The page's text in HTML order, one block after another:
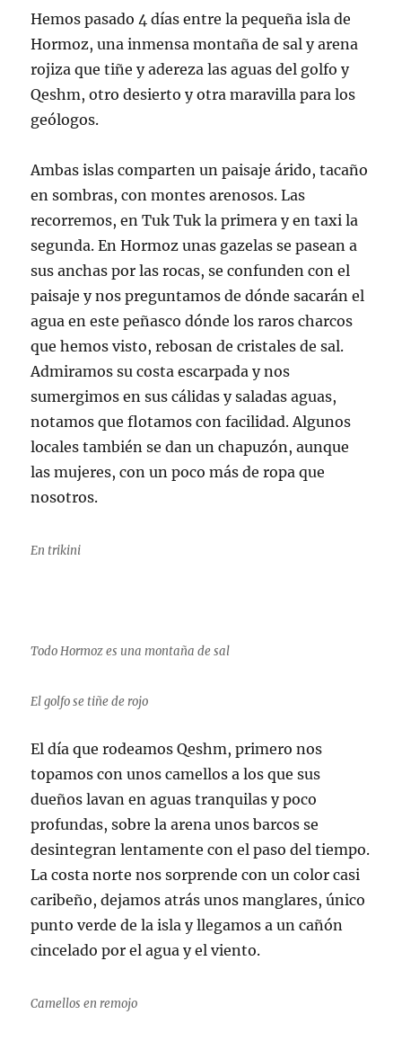
Hemos pasado 4 días entre la pequeña isla de
Hormoz, una inmensa montaña de sal y arena
rojiza que tiñe y adereza las aguas del golfo y
Qeshm, otro desierto y otra maravilla para los
geólogos.
Ambas islas comparten un paisaje árido, tacaño
en sombras, con montes arenosos. Las
recorremos, en Tuk Tuk la primera y en taxi la
segunda. En Hormoz unas gazelas se pasean a
sus anchas por las rocas, se confunden con el
paisaje y nos preguntamos de dónde sacarán el
agua en este peñasco dónde los raros charcos
que hemos visto, rebosan de cristales de sal.
Admiramos su costa escarpada y nos
sumergimos en sus cálidas y saladas aguas,
notamos que flotamos con facilidad. Algunos
locales también se dan un chapuzón, aunque
las mujeres, con un poco más de ropa que
nosotros.
En trikini
Todo Hormoz es una montaña de sal
El golfo se tiñe de rojo
El día que rodeamos Qeshm, primero nos
topamos con unos camellos a los que sus
dueños lavan en aguas tranquilas y poco
profundas, sobre la arena unos barcos se
desintegran lentamente con el paso del tiempo.
La costa norte nos sorprende con un color casi
caribeño, dejamos atrás unos manglares, único
punto verde de la isla y llegamos a un cañón
cincelado por el agua y el viento.
Camellos en remojo